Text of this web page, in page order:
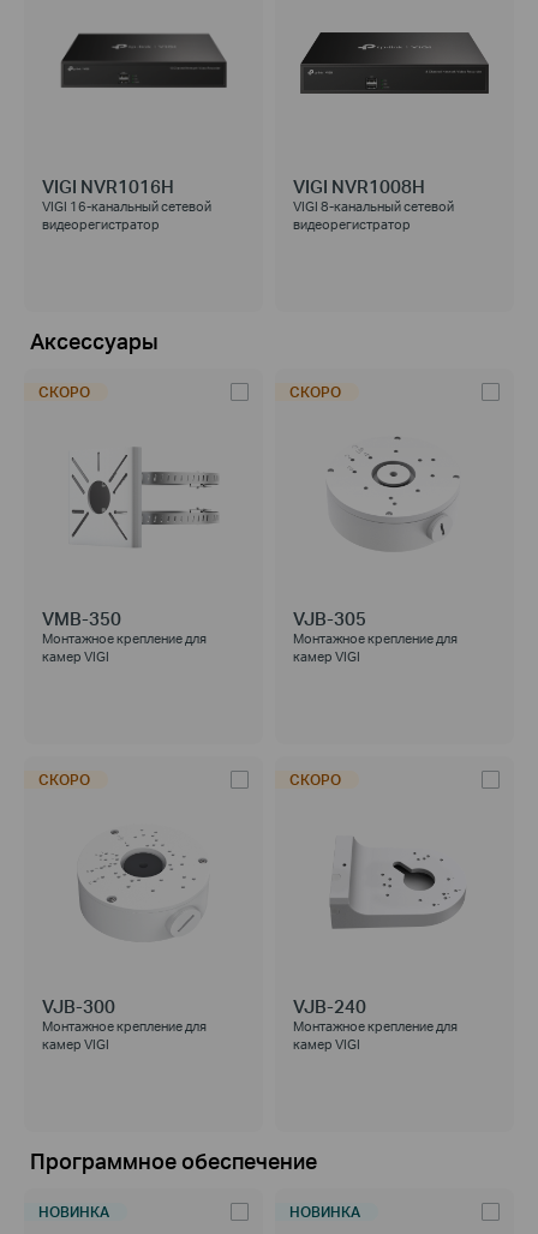
VIGI NVR1016H
VIGI 16-канальный сетевой
видеорегистратор
VIGI NVR1008H
VIGI 8-канальный сетевой
видеорегистратор
Аксессуары
СКОРО
VMB-350
Монтажное крепление для
камер VIGI
СКОРО
VJB-305
Монтажное крепление для
камер VIGI
СКОРО
VJB-300
Монтажное крепление для
камер VIGI
СКОРО
VJB-240
Монтажное крепление для
камер VIGI
Программное обеспечение
НОВИНКА НОВИНКА